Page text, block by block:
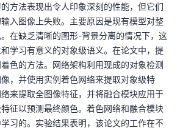
方法表现出令人印象深刻的性能，但它们
入图像上失败。主要原因是现有模型对整
在缺乏清晰的图形-背景分离的情况下，这
学习有意义的对象级语义。在论文中，提
色的方法。网络架构利用现成的对象检测
，并使用实例着色网络来提取对象级特
来提取全图像特征，并将融合模块应用于
征以预测最终颜色。着色网络和融合模块
习的。实验结果表明，该论文的工作在不